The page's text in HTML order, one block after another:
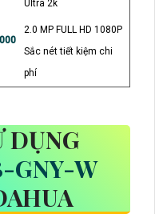
Ultra 2k
2.0 MP FULL HD 1080P
Sắc nét tiết kiệm chi
phí
DỤNG
GNY-W